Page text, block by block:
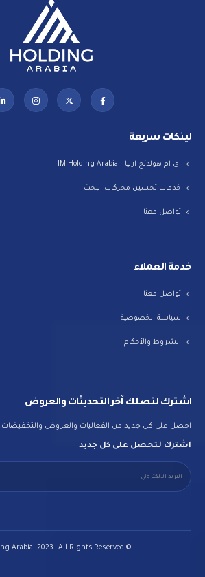
لينكات سريعة
اي ام هولدنج اربيا – IM Holding Arabia
خدمات تحسين محركات البحث
تواصل معنا
خدمة العملاء
تواصل معنا
سياسة الخصوصية
الشروط والأحكام
اشترك لتصلك آخر التحديثات والعروض
احصل على كل جديد من الفعاليات والعروض والتخفيضات,
اشترك لتحصل على كل جديد
© IM Holding Arabia. 2023. All Rights Reserved